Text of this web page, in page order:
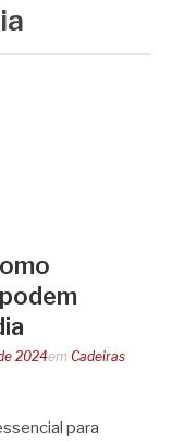
2024em Cadeiras
para